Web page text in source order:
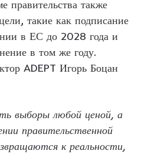
правительства также
такие как подписание
в ЕС до 2028 года и
в том же году.
ADEPT Игорь Боцан
выборы любой ценой, а
правительственной
к реальности,